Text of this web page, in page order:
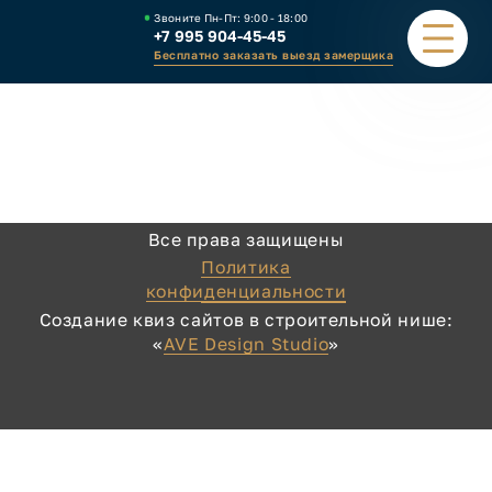
Звоните Пн-Пт: 9:00 - 18:00
+7 995 904-45-45
Бесплатно заказать выезд замерщика
КАЛЬКУЛЯТОР
КАК ЗАКАЗАТЬ
Все права защищены
Политика
конфиденциальности
Создание квиз сайтов в строительной нише:
«AVE Design Studio»